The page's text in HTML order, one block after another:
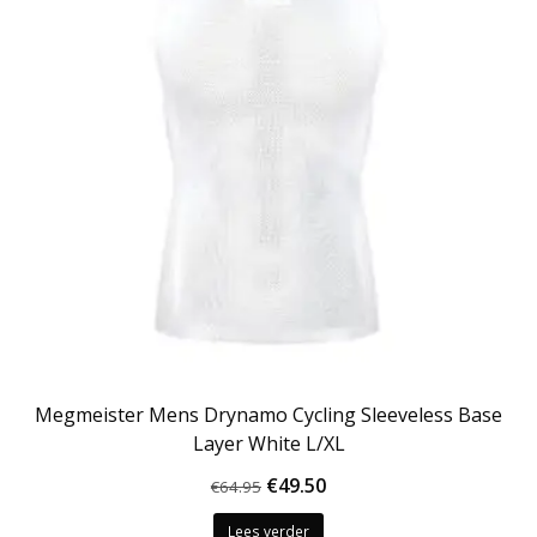
Megmeister Mens Drynamo Cycling Sleeveless Base
Layer White L/XL
€64.95 Oorspronkelijke
prijs
€49.50Huidige
Lees verder